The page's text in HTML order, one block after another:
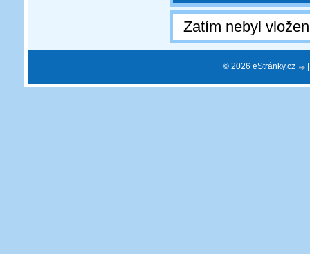
Zatím nebyl
© 2026 eStránky.cz